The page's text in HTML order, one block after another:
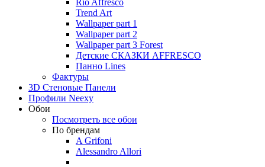
Rio Affresco
Trend Art
Wallpaper part 1
Wallpaper part 2
Wallpaper part 3 Forest
Детские СКАЗКИ AFFRESCO
Панно Lines
Фактуры
3D Стеновые Панели
Профили Neexy
Обои
Посмотреть все обои
По брендам
A Grifoni
Alessandro Allori